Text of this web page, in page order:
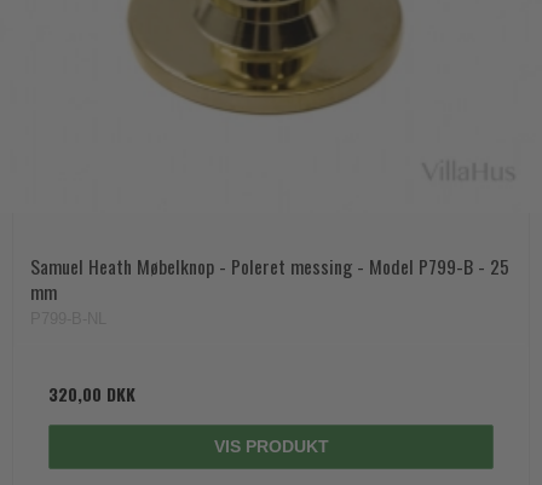
Samuel Heath Møbelknop - Poleret messing - Model P799-B - 25
mm
320,00 DKK
VIS PRODUKT